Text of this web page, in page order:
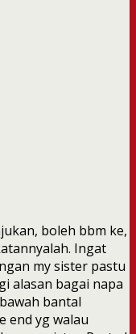
boleh bbm ke,
Ingat
my sister pastu
alasan bagai napa
bantal
end yg walau